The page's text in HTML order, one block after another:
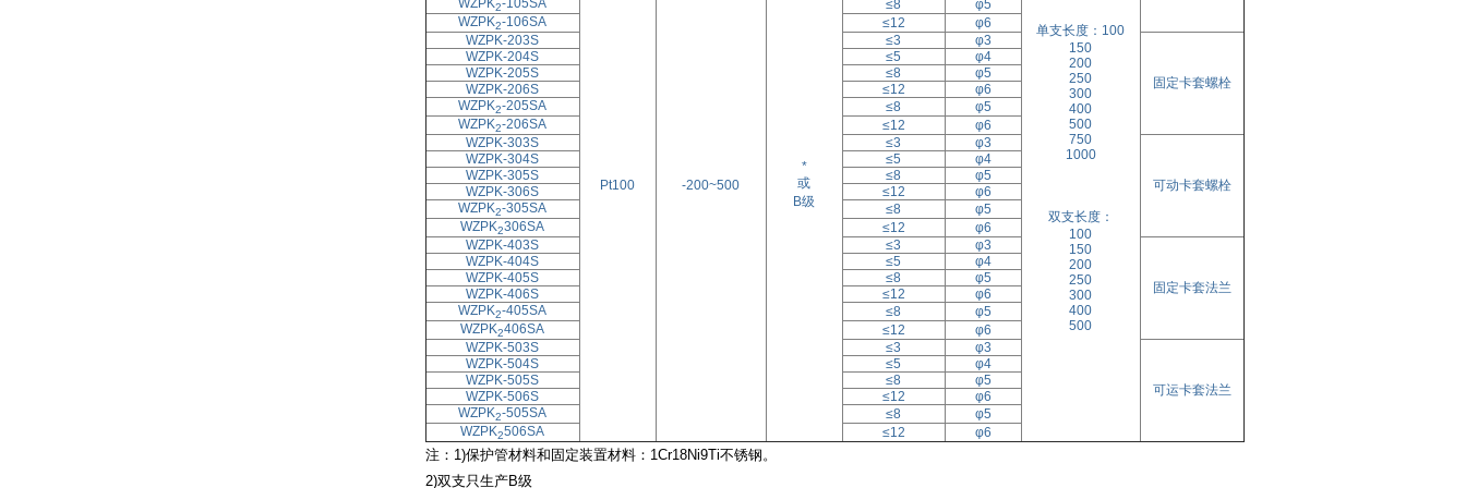
Pt100 -200~500
*
或
B级
单支长度：100
150
200
250
300
400
500
750
1000
双支长度：
100
150
200
250
300
400
500
2 ≤8
φ5
WZPK2-106SA ≤12
φ6
WZPK-203S
≤3 φ3
固定卡套螺栓
WZPK-204S ≤5
φ4
WZPK-205S
≤8
φ5
WZPK-206S
≤12
φ6
WZPK2-205SA ≤8
φ5
WZPK2-206SA ≤12
φ6
WZPK-303S
≤3 φ3
可动卡套螺栓
WZPK-304S ≤5
φ4
WZPK-305S
≤8
φ5
WZPK-306S
≤12
φ6
WZPK2-305SA ≤8
φ5
WZPK2306SA ≤12
φ6
WZPK-403S
≤3 φ3
固定卡套法兰
WZPK-404S ≤5
φ4
WZPK-405S
≤8
φ5
WZPK-406S
≤12
φ6
WZPK2-405SA ≤8
φ5
WZPK2406SA ≤12
φ6
WZPK-503S
≤3 φ3
可运卡套法兰
WZPK-504S ≤5
φ4
WZPK-505S
≤8
φ5
WZPK-506S
≤12
φ6
WZPK2-505SA ≤8
φ5
WZPK2506SA ≤12 φ6
注：1)保护管材料和固定装置材料：1Cr18Ni9Ti不锈钢。
2)双支只生产B级